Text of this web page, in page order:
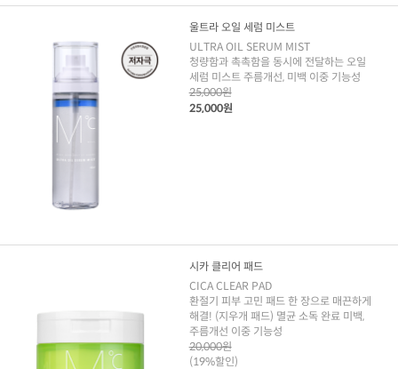
울트라 오일 세럼 미스트
ULTRA OIL SERUM MIST
청량함과 촉촉함을 동시에 전달하는 오일
세럼 미스트 주름개선, 미백 이중 기능성
25,000원
25,000원
시카 클리어 패드
CICA CLEAR PAD
환절기 피부 고민 패드 한 장으로 매끈하게
해결! (지우개 패드) 멸균 소독 완료 미백,
주름개선 이중 기능성
20,000원
(19%할인)